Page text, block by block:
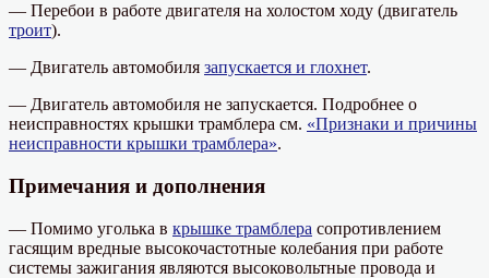
— Перебои в работе двигателя на холостом ходу (двигатель
троит).
— Двигатель автомобиля запускается и глохнет.
— Двигатель автомобиля не запускается. Подробнее о
неисправностях крышки трамблера см. «Признаки и причины
неисправности крышки трамблера».
Примечания и дополнения
— Помимо уголька в крышке трамблера сопротивлением
гасящим вредные высокочастотные колебания при работе
системы зажигания являются высоковольтные провода и